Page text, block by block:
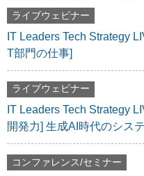
ライブウェビナー
IT Leaders Tech Strategy
T部門の仕事]
ライブウェビナー
IT Leaders Tech Strategy
開発力] 生成AI時代のシス
コンファレンス/セミナー